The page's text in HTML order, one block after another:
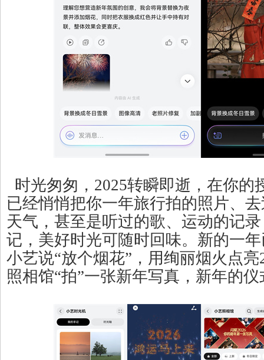
时光匆匆，2025转瞬即逝，在你的
已经悄悄把你一年旅行拍的照片、
天气，甚至是听过的歌、运动的记
记，美好时光可随时回味。新的一
小艺说“放个烟花”，用绚丽烟火点
照相馆“拍”一张新年写真，新年的